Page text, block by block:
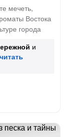
мечеть,
Востока
города
и